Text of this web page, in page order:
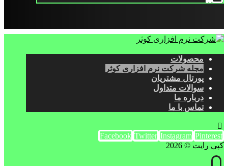
محصولات
مجله شرکت نرم افزاری کوثر
پورتال مشتریان
سوالات متداول
درباره ما
تماس با ما
Facebook Twitter Instagram Pinterest
کپی رایت © 2026